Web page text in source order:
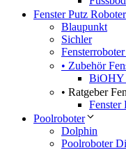
Fenster Putz Roboter
Blaupunkt
Sichler
• Zubehör
BiOHY
• Ratgeber
Fenster
Poolroboter
Dolphin
Poolroboter